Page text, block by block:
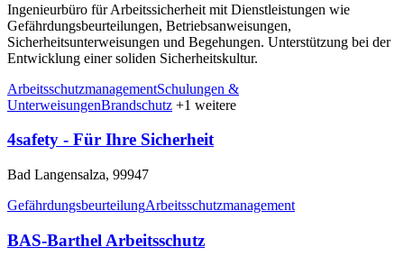
Ingenieurbüro für Arbeitssicherheit mit Dienstleistungen wie
Gefährdungsbeurteilungen, Betriebsanweisungen,
Sicherheitsunterweisungen und Begehungen. Unterstützung bei der
Entwicklung einer soliden Sicherheitskultur.
ArbeitsschutzmanagementSchulungen &
UnterweisungenBrandschutz +1 weitere
4safety - Für Ihre Sicherheit
Bad Langensalza, 99947
GefährdungsbeurteilungArbeitsschutzmanagement
BAS-Barthel Arbeitsschutz